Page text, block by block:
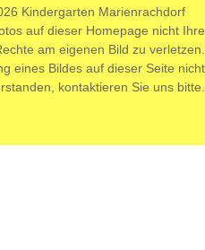
Kindergarten Marienrachdorf
auf dieser Homepage nicht Ihre
am eigenen Bild zu verletzen.
eines Bildes auf dieser Seite nicht
kontaktieren Sie uns bitte.